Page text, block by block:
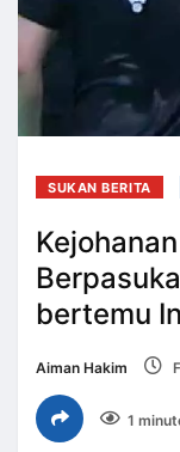
SUKAN BERITA
bertemu
Aiman Hakim
1